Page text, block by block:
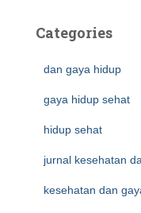
Categories
dan gaya hidup
gaya hidup sehat
hidup sehat
jurnal kesehatan
kesehatan dan